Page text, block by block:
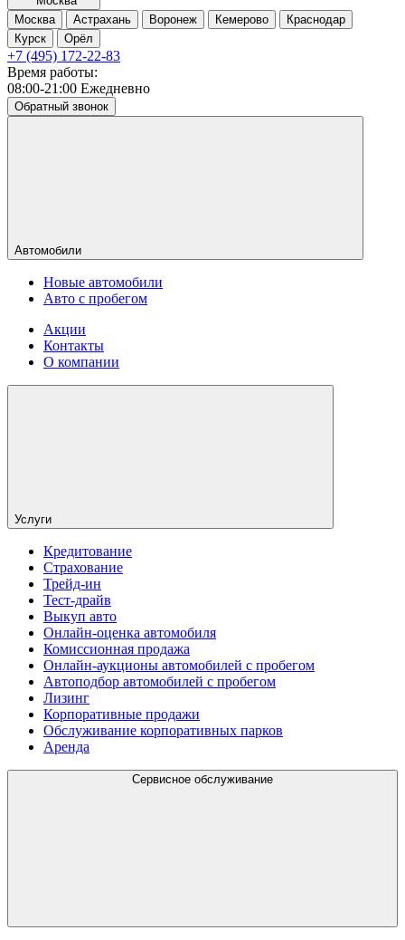
Москва
Астрахань Воронеж Кемерово
Краснодар
Курск
Орёл
+7 (495) 172-22-83
Время работы:
08:00-21:00 Ежедневно
Обратный звонок
Автомобили
Новые автомобили
Авто с пробегом
Акции
Контакты
О компании
Услуги
Кредитование
Страхование
Трейд-ин
Тест-драйв
Выкуп авто
Онлайн-оценка автомобиля
Комиссионная продажа
Онлайн-аукционы автомобилей с пробегом
Автоподбор автомобилей с пробегом
Лизинг
Корпоративные продажи
Обслуживание корпоративных парков
Аренда
Сервисное обслуживание